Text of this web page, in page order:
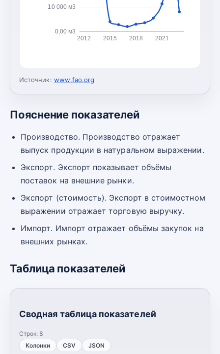
0,00 м3
10 000 м3
2012 2015 2018 2021
Источник: www.fao.org
Пояснение показателей
Производство. Производство отражает
выпуск продукции в натуральном выражении.
Экспорт. Экспорт показывает объёмы
поставок на внешние рынки.
Экспорт (стоимость). Экспорт в стоимостном
выражении отражает торговую выручку.
Импорт. Импорт отражает объёмы закупок на
внешних рынках.
Таблица показателей
Сводная таблица показателей
Строк: 8
Колонки
CSV JSON